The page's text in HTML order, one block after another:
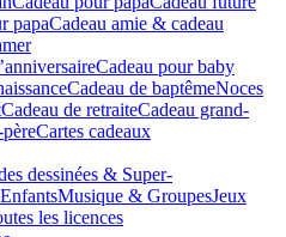
papaCadeau amie & cadeau
Cadeau pour baby
Cadeau de baptêmeNoces
Cadeau de retraiteCadeau grand-
Cartes cadeaux
dessinées & Super-
Musique & GroupesJeux
les licences